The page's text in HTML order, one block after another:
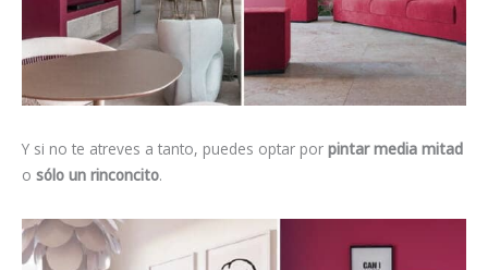
Y si no te atreves a tanto, puedes optar por pintar media mitad
o sólo un rinconcito.